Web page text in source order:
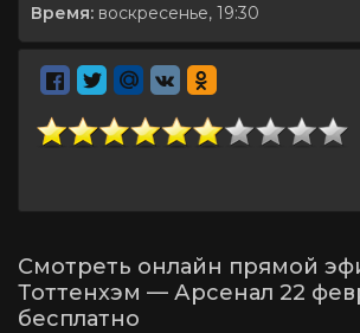
Смотреть онлайн прямой
Тоттенхэм — Арсенал 22
бесплатно
Время: воскресенье, 19:30